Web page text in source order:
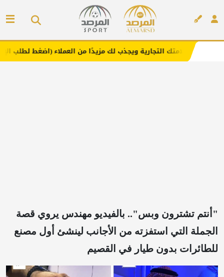
التجارية ويجذب لك مزيدًا من العملاء (اضغط لطلب الإعلان)
"أنتم تشترون وبس".. بالفيديو مهندس يروي قصة
الجملة التي استفزته من الأجانب لينشئ أول مصنع
للطائرات بدون طيار في القصيم